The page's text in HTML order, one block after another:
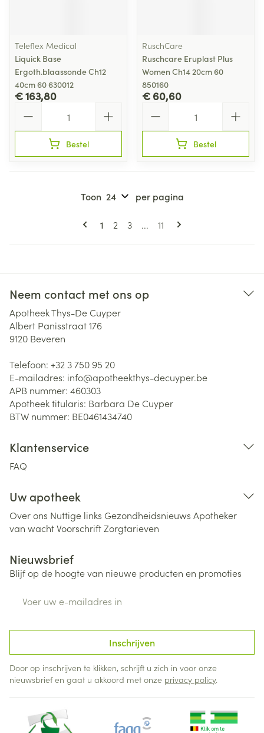
Teleflex Medical
Liquick Base
Ergoth.blaassonde Ch12
40cm 60 630012
€ 163,80
Bestel
RuschCare
Ruschcare Eruplast Plus
Women Ch14 20cm 60
850160
€ 60,60
Bestel
Pagina's
U lees momenteel pagina
1 Pagina
2 Pagina
3 ... Pagina
11
Toon per pagina
Neem contact met ons op
Apotheek Thys-De Cuyper
Albert Panisstraat 176
9120 Beveren
Telefoon: +32 3 750 95 20
E-mailadres: info@apotheekthys-decuyper.be
APB nummer: 460303
Apotheek titularis: Barbara De Cuyper
BTW nummer: BE0461434740
Klantenservice
FAQ
Uw apotheek
Over ons Nuttige links Gezondheidsnieuws Apotheker
van wachtVoorschriftZorgtarieven
Nieuwsbrief
Blijf op de hoogte van nieuwe producten en promoties
Inschrijven
Door op inschrijven te klikken, schrijft u zich in voor onze
nieuwsbrief en gaat u akkoord met onze privacy policy.